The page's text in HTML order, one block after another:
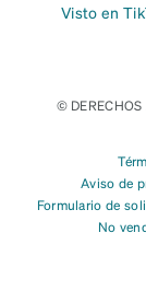
Visto en
© DERECHOS
Aviso de
Formulario de
No